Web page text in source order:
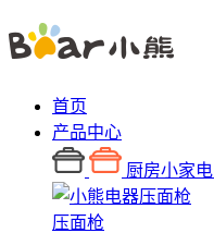
首页
产品中心
厨房小家电
压面枪